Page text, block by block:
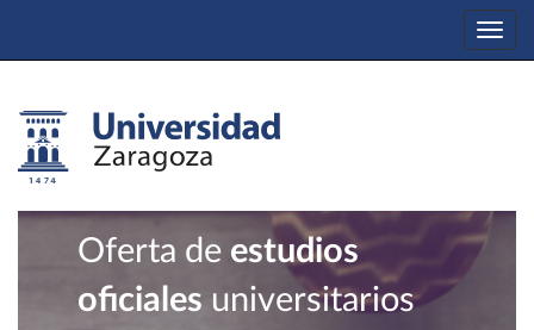
Oferta de estudios
oficiales universitarios